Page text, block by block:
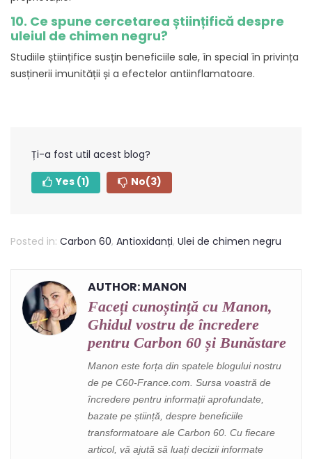
10. Ce spune cercetarea științifică despre
uleiul de chimen negru?
Studiile științifice susțin beneficiile sale, în special în privința
susținerii imunității și a efectelor antiinflamatoare.
Ți-a fost util acest blog?
Yes (1) No(3)
Posted in: Carbon 60, Antioxidanți, Ulei de chimen negru
AUTHOR: MANON
Faceți cunoștință cu Manon,
Ghidul vostru de încredere
pentru Carbon 60 și Bunăstare
Manon este forța din spatele blogului nostru
de pe C60-France.com. Sursa voastră de
încredere pentru informații aprofundate,
bazate pe știință, despre beneficiile
transformatoare ale Carbon 60. Cu fiecare
articol, vă ajută să luați decizii informate